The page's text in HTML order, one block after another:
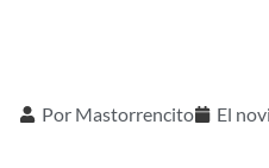
Por Mastorrencito El